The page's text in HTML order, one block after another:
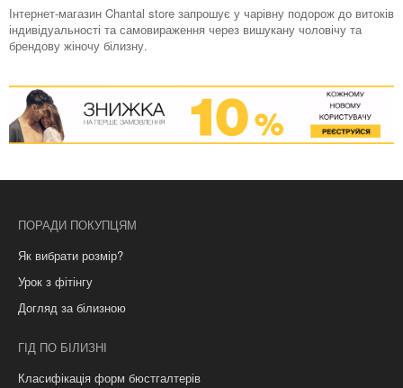
Інтернет-магазин Chantal store запрошує у чарівну подорож до витоків
індивідуальності та самовираження через вишукану чоловічу та
брендову жіночу білизну.
ПОРАДИ ПОКУПЦЯМ
Як вибрати розмір?
Урок з фітінгу
Догляд за білизною
ГІД ПО БІЛИЗНІ
Класифікація форм бюстгалтерів